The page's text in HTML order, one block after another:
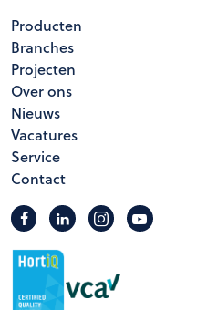
Producten
Branches
Projecten
Over ons
Nieuws
Vacatures
Service
Contact